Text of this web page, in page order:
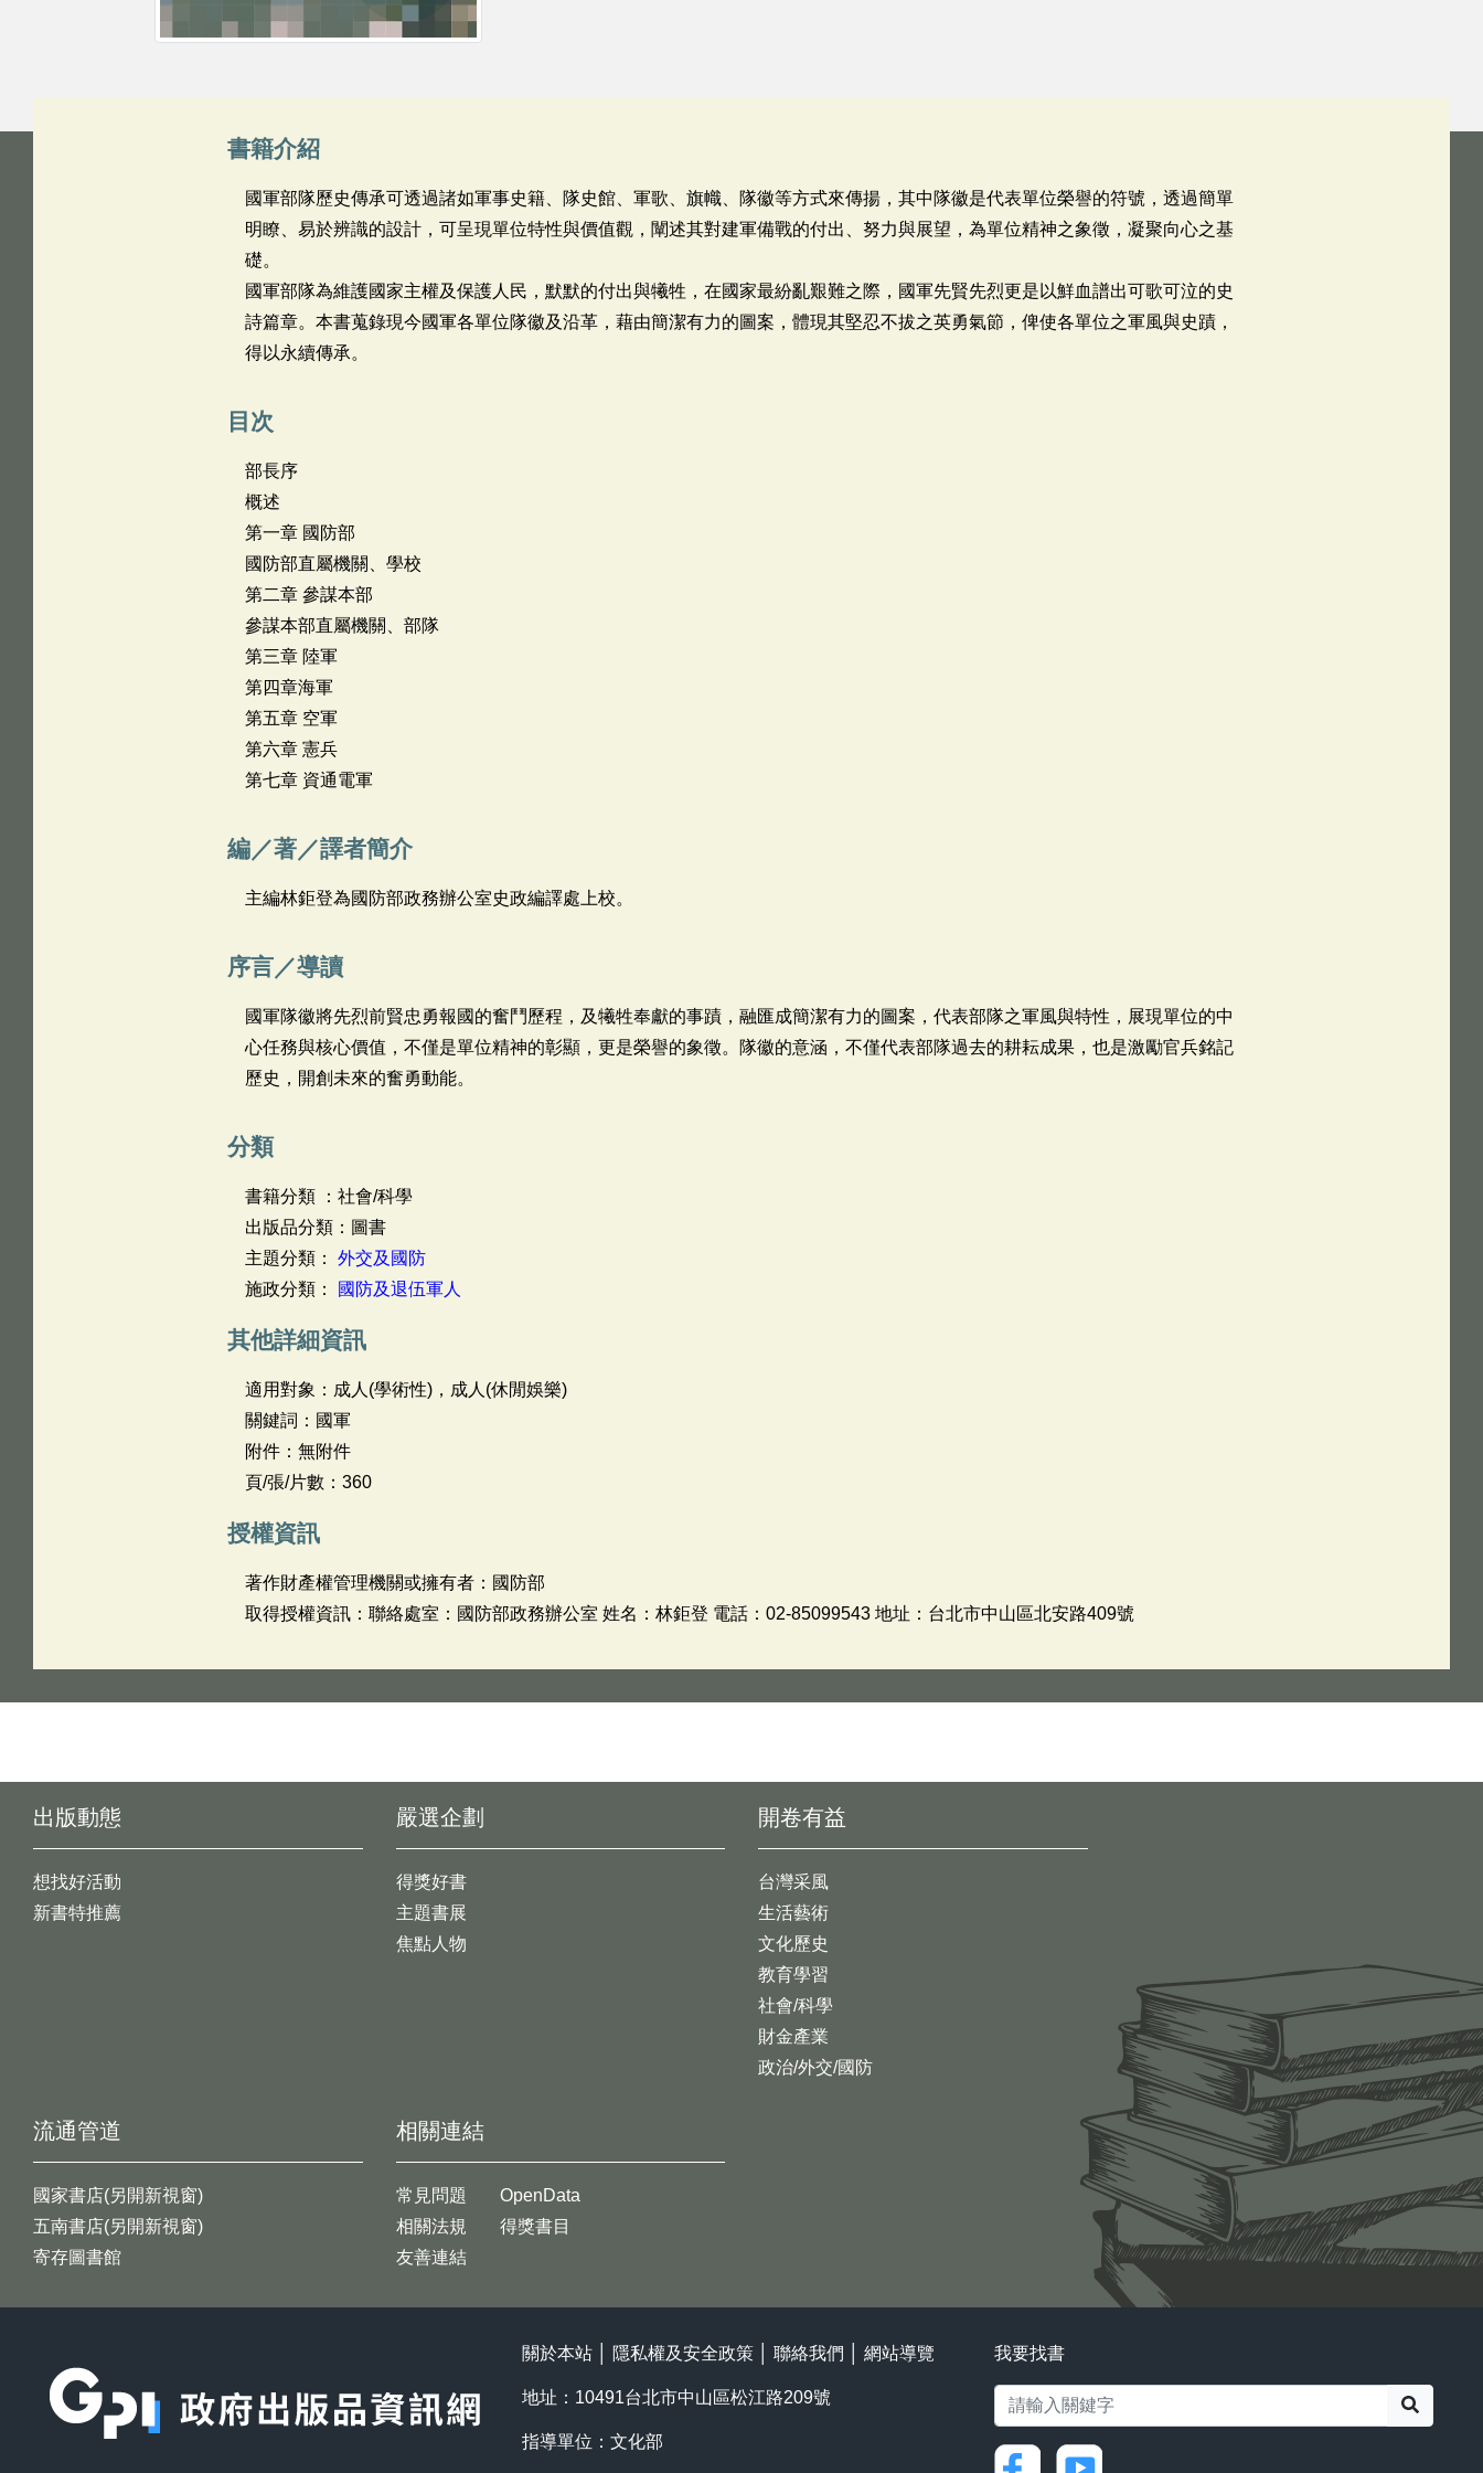
書籍介紹
國軍部隊歷史傳承可透過諸如軍事史籍、隊史館、軍歌、旗幟、隊徽等方式來傳揚，其中隊徽是代表單位榮譽的符號，透過簡單
明瞭、易於辨識的設計，可呈現單位特性與價值觀，闡述其對建軍備戰的付出、努力與展望，為單位精神之象徵，凝聚向心之基
礎。
國軍部隊為維護國家主權及保護人民，默默的付出與犧牲，在國家最紛亂艱難之際，國軍先賢先烈更是以鮮血譜出可歌可泣的史
詩篇章。本書蒐錄現今國軍各單位隊徽及沿革，藉由簡潔有力的圖案，體現其堅忍不拔之英勇氣節，俾使各單位之軍風與史蹟，
得以永續傳承。
目次
部長序
概述
第一章 國防部
國防部直屬機關、學校
第二章 參謀本部
參謀本部直屬機關、部隊
第三章 陸軍
第四章海軍
第五章 空軍
第六章 憲兵
第七章 資通電軍
編／著／譯者簡介
主編林鉅登為國防部政務辦公室史政編譯處上校。
序言／導讀
國軍隊徽將先烈前賢忠勇報國的奮鬥歷程，及犧牲奉獻的事蹟，融匯成簡潔有力的圖案，代表部隊之軍風與特性，展現單位的中
心任務與核心價值，不僅是單位精神的彰顯，更是榮譽的象徵。隊徽的意涵，不僅代表部隊過去的耕耘成果，也是激勵官兵銘記
歷史，開創未來的奮勇動能。
分類
書籍分類 ：社會/科學
出版品分類：圖書
主題分類： 外交及國防
施政分類：
國防及退伍軍人
其他詳細資訊
適用對象：成人(學術性)，成人(休閒娛樂)
關鍵詞：國軍
附件：無附件
頁/張/片數：360
授權資訊
著作財產權管理機關或擁有者：國防部
取得授權資訊：聯絡處室：國防部政務辦公室 姓名：林鉅登 電話：02-85099543 地址：台北市中山區北安路409號
出版動態
想找好活動
新書特推薦
開卷有益
台灣采風
生活藝術
文化歷史
教育學習
社會/科學
財金產業
政治/外交/國防
嚴選企劃
得獎好書
主題書展
焦點人物
流通管道
國家書店(另開新視窗)
五南書店(另開新視窗)
寄存圖書館
相關連結
常見問題
相關法規
友善連結
OpenData
得獎書目
關於本站 隱私權及安全政策 聯絡我們 網站導覽
地址：10491台北市中山區松江路209號
指導單位：文化部
我要找書